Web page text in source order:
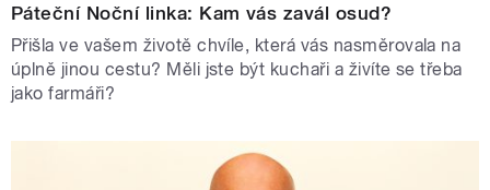
Páteční Noční linka: Kam vás zavál osud?
Přišla ve vašem životě chvíle, která vás nasměrovala na
úplně jinou cestu? Měli jste být kuchaři a živíte se třeba
jako farmáři?